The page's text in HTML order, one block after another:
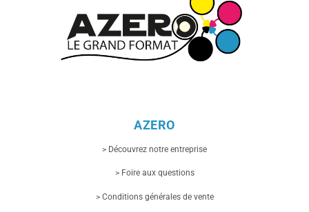
AZERO
> Découvrez notre entreprise
> Foire aux questions
> Conditions générales de vente